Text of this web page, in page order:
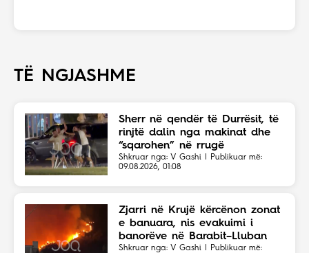
TË NGJASHME
Sherr në qendër të Durrësit, të
rinjtë dalin nga makinat dhe
“sqarohen” në rrugë
Shkruar nga: V Gashi | Publikuar më:
09.08.2026, 01:08
Zjarri në Krujë kërcënon zonat
e banuara, nis evakuimi i
banorëve në Barabit–Lluban
Shkruar nga: V Gashi | Publikuar më: